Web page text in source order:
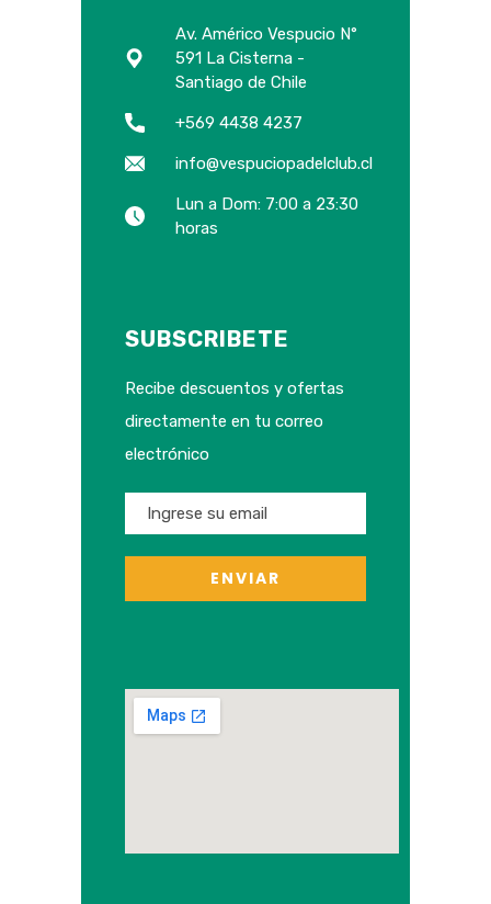
Av. Américo Vespucio N°
591 La Cisterna -
Santiago de Chile
+569 4438 4237
info@vespuciopadelclub.cl
Lun a Dom: 7:00 a 23:30
horas
SUBSCRIBETE
Recibe descuentos y ofertas
directamente en tu correo
electrónico